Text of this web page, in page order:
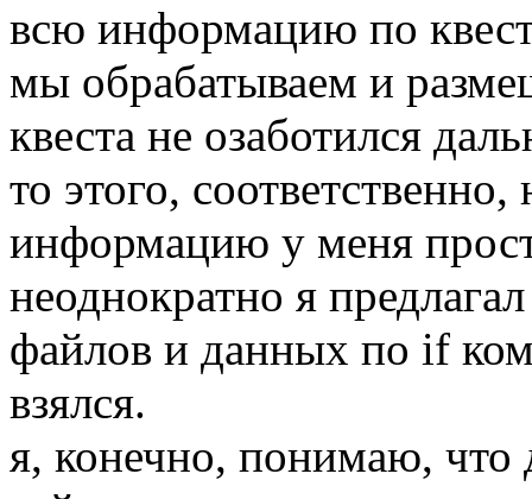
всю информацию по
мы обрабатываем и
квеста не озаботился
то этого,
информацию у меня
неоднократно я
файлов и данных по if
взялся.
я, конечно, понимаю, что